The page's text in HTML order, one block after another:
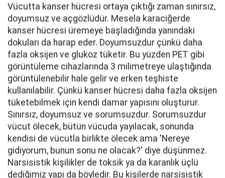
Vücutta kanser hücresi ortaya çıktığı zaman sınırsız,
doyumsuz ve açgözlüdür. Mesela karaciğerde
kanser hücresi üremeye başladığında yanındaki
dokuları da harap eder. Doyumsuzdur çünkü daha
fazla oksijen ve glukoz tüketir. Bu yüzden PET gibi
görüntüleme cihazlarında 3 milimetreye ulaştığında
görüntülenebilir hale gelir ve erken teşhiste
kullanılabilir. Çünkü kanser hücresi daha fazla oksijen
tüketebilmek için kendi damar yapısını oluşturur.
Sınırsız, doyumsuz ve sorumsuzdur. Sorumsuzdur
vücut ölecek, bütün vücuda yayılacak, sonunda
kendisi de vücutla birlikte ölecek ama 'Nereye
gidiyorum, bunun sonu ne olacak?' diye düşünmez.
Narsisistik kişilikler de toksik ya da karanlık üçlü
dediğimiz yapı da böyledir. Bu kişilerde narsisistik